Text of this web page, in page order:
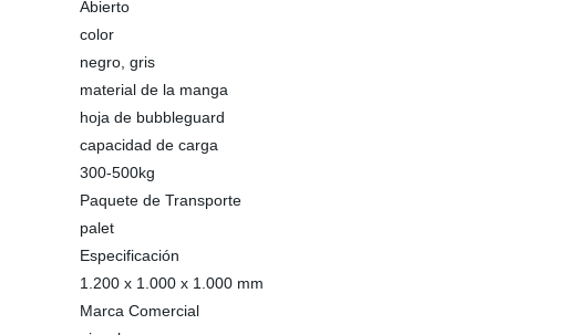
Abierto
color
negro, gris
material de la manga
hoja de bubbleguard
capacidad de carga
300-500kg
Paquete de Transporte
palet
Especificación
1.200 x 1.000 x 1.000 mm
Marca Comercial